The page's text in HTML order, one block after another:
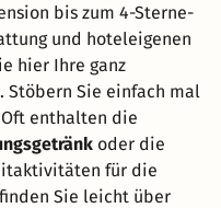
bis zum 4-Sterne-
und hoteleigenen
hier Ihre ganz
Sie einfach mal
enthalten die
oder die
für die
Sie leicht über